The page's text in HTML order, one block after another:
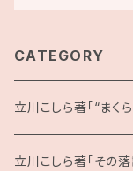
CATEGORY
立川こしら著「“まく
立川こしら著「その落